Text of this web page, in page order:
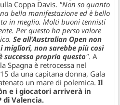
Coppa Davis. "Non so quanto
bella manifestazione ed è bello
in meglio. Molti buoni tennisti
Per questo ha perso valore
Se all'Australian Open non
migliori, non sarebbe più così
successo proprio questo". A
Spagna è retrocessa nel
da una capitana donna, Gala
un mare di polemica.Il
e i giocatori arriverà in
di Valencia.